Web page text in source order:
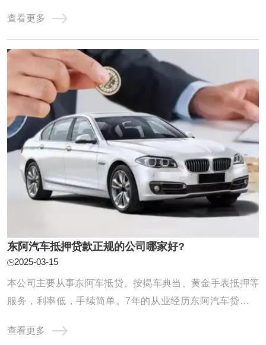
度：【1-100万】 疑难办理：【1万每月138元】 东阿车抵贷
分为全款车和按揭车的。按揭车一般抵押在或者贷款公司。
对于申请东阿汽车抵押贷款一定要选择 ...
查看更多
东阿汽车抵押贷款正规的公司哪家好?
2025-03-15
本公司主要从事东阿车抵贷、按揭车典当、黄金手表抵押等
服务，利率低，手续简单。7年的从业经历东阿汽车贷款积
以“客户利益至上”为服务宗旨，为您量身定做便捷、适合的
查看更多